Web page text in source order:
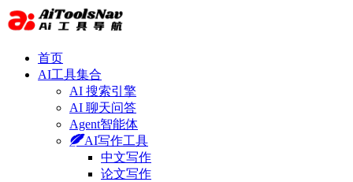
首页
AI工具集合
AI 搜索引擎
AI 聊天问答
Agent智能体
AI写作工具
中文写作
论文写作